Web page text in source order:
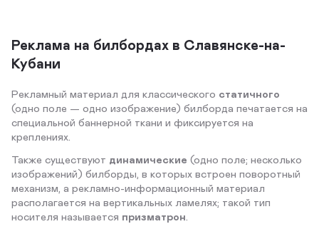
Реклама на билбордах в Славянске-на-
Кубани
Рекламный материал для классического статичного
(одно поле — одно изображение) билборда печатается на
специальной баннерной ткани и фиксируется на
креплениях.
Также существуют динамические (одно поле; несколько
изображений) билборды, в которых встроен поворотный
механизм, а рекламно-информационный материал
располагается на вертикальных ламелях; такой тип
носителя называется призматрон